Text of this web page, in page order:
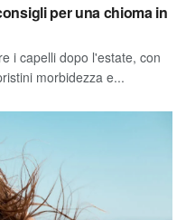
per una chioma in
i capelli dopo l'estate, con
morbidezza e...